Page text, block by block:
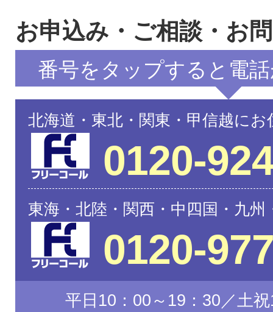
お申込み・ご相談・お
番号をタップすると電
北海道・東北・関東・甲信越に
0120-
東海・北陸・関西・中四国・九
0120-
平日10：00～19：30／土